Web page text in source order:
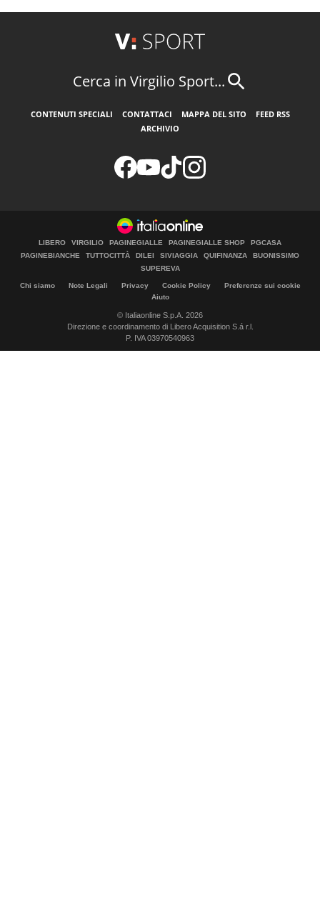
Cerca in Virgilio Sport...
CONTENUTI SPECIALI CONTATTACI MAPPA DEL SITO
FEED RSS
ARCHIVIO
LIBERO VIRGILIO PAGINEGIALLE PAGINEGIALLE SHOP
PGCASA
PAGINEBIANCHE
TUTTOCITTÀ DILEI SIVIAGGIA QUIFINANZA
BUONISSIMO
SUPEREVA
Chi siamo Note Legali Privacy Cookie Policy
Preferenze sui cookie
Aiuto
© Italiaonline S.p.A. 2026
Direzione e coordinamento di Libero Acquisition S.á r.l.
P. IVA 03970540963